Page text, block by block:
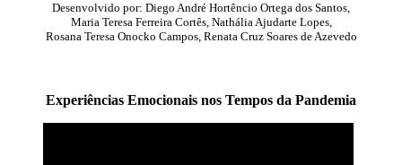
Desenvolvido por: Diego André Hortêncio Ortega dos Santos,
Maria Teresa Ferreira Cortês, Nathália Ajudarte Lopes,
Rosana Teresa Onocko Campos, Renata Cruz Soares de Azevedo
Experiências Emocionais nos Tempos da Pandemia